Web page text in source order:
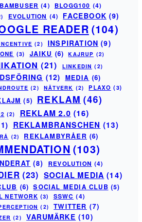
BAMBUSER (4) BLOGG100 (4)
EVOLUTION (4) FACEBOOK (9)
READER(104)
(2) INSPIRATION (9)
(3) JAIKU (6) KAJRUP (2)
(21) LINKEDIN (2)
(12) MEDIA (6)
(2) NÄTVERK (2) PLAXO (3)
(5) REKLAM (46)
(2) REKLAM 2.0 (16)
REKLAMBRANSCHEN (13)
(2) REKLAMBYRÅER (6)
(103)
(8) REVOLUTION (4)
(23) SOCIAL MEDIA (14)
(6) SOCIAL MEDIA CLUB (5)
NETWORK (3) SSWC (4)
(2) TWITTER (7)
(2) VARUMÄRKE (10)